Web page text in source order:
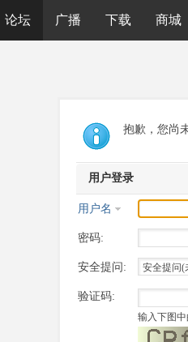
论坛 广播 下载 商城
抱歉，您尚
用户登录
用户名
密码:
安全提问:
验证码:
输入下图